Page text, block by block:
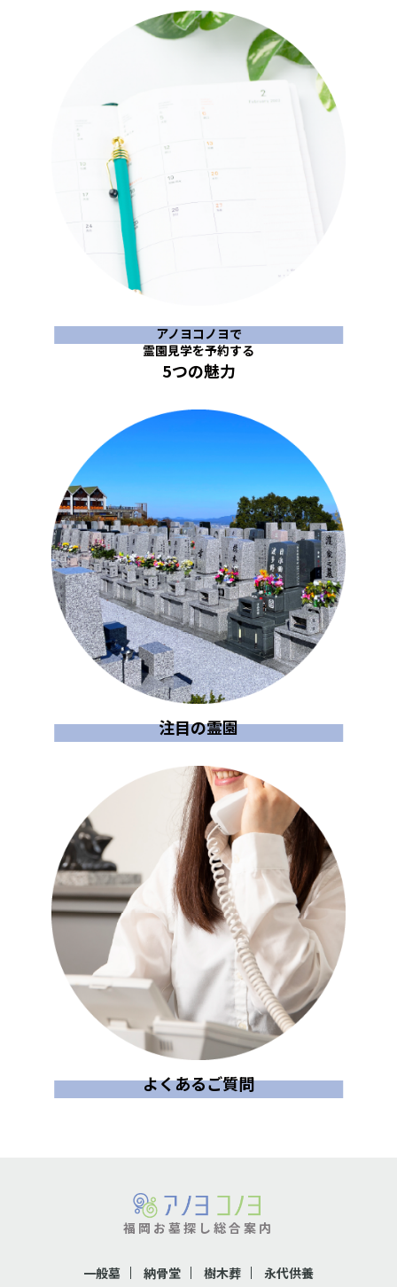
アノヨコノヨで
霊園見学を予約する
5つの魅力
注目の霊園
よくあるご質問
福岡お墓探し総合案内
一般墓 納骨堂 樹木葬 永代供養